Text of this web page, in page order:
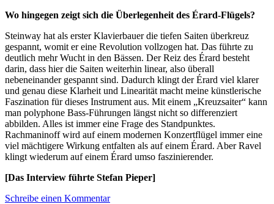
Wo hingegen zeigt sich die Überlegenheit des Érard-Flügels?
Steinway hat als erster Klavierbauer die tiefen Saiten überkreuz
gespannt, womit er eine Revolution vollzogen hat. Das führte zu
deutlich mehr Wucht in den Bässen. Der Reiz des Érard besteht
darin, dass hier die Saiten weiterhin linear, also überall
nebeneinander gespannt sind. Dadurch klingt der Érard viel klarer
und genau diese Klarheit und Linearität macht meine künstlerische
Faszination für dieses Instrument aus. Mit einem „Kreuzsaiter“ kann
man polyphone Bass-Führungen längst nicht so differenziert
abbilden. Alles ist immer eine Frage des Standpunktes.
Rachmaninoff wird auf einem modernen Konzertflügel immer eine
viel mächtigere Wirkung entfalten als auf einem Érard. Aber Ravel
klingt wiederum auf einem Érard umso faszinierender.
[Das Interview führte Stefan Pieper]
Schreibe einen Kommentar